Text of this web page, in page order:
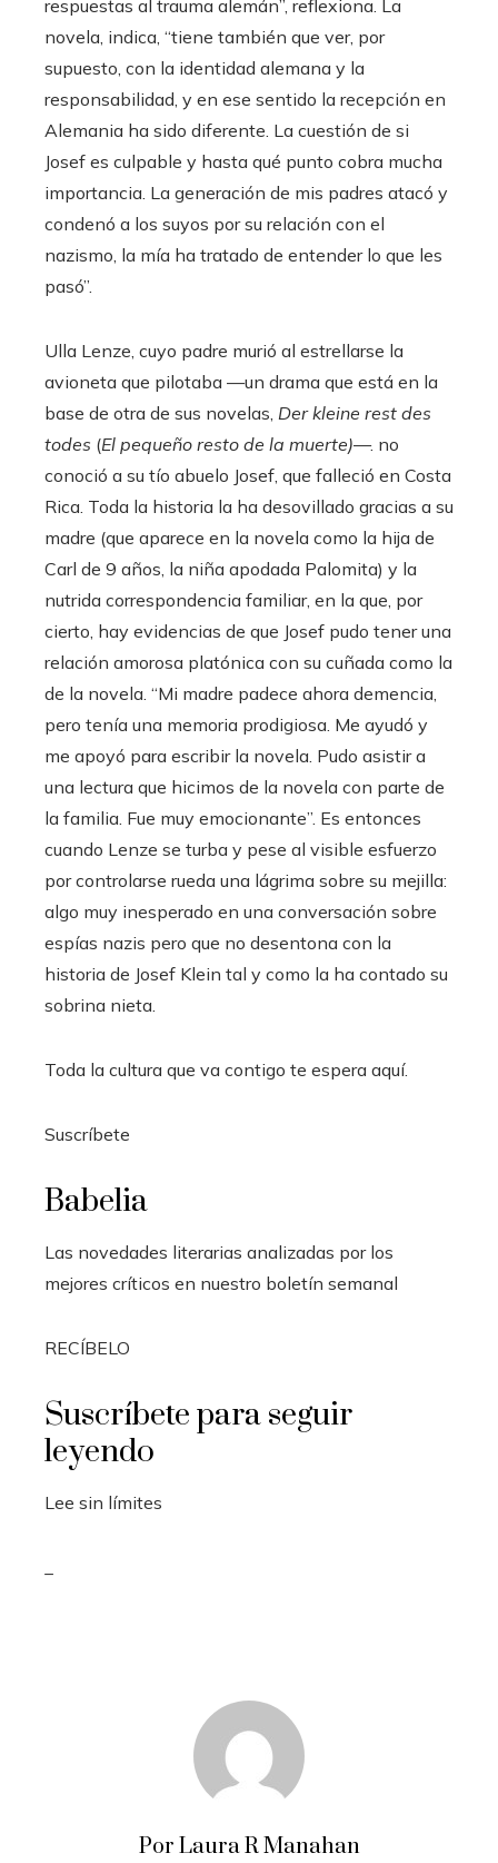
respuestas al trauma alemán”, reflexiona. La
novela, indica, “tiene también que ver, por
supuesto, con la identidad alemana y la
responsabilidad, y en ese sentido la recepción en
Alemania ha sido diferente. La cuestión de si
Josef es culpable y hasta qué punto cobra mucha
importancia. La generación de mis padres atacó y
condenó a los suyos por su relación con el
nazismo, la mía ha tratado de entender lo que les
pasó”.
Ulla Lenze, cuyo padre murió al estrellarse la
avioneta que pilotaba —un drama que está en la
base de otra de sus novelas, Der kleine rest des
todes (El pequeño resto de la muerte)—. no
conoció a su tío abuelo Josef, que falleció en Costa
Rica. Toda la historia la ha desovillado gracias a su
madre (que aparece en la novela como la hija de
Carl de 9 años, la niña apodada Palomita) y la
nutrida correspondencia familiar, en la que, por
cierto, hay evidencias de que Josef pudo tener una
relación amorosa platónica con su cuñada como la
de la novela. “Mi madre padece ahora demencia,
pero tenía una memoria prodigiosa. Me ayudó y
me apoyó para escribir la novela. Pudo asistir a
una lectura que hicimos de la novela con parte de
la familia. Fue muy emocionante”. Es entonces
cuando Lenze se turba y pese al visible esfuerzo
por controlarse rueda una lágrima sobre su mejilla:
algo muy inesperado en una conversación sobre
espías nazis pero que no desentona con la
historia de Josef Klein tal y como la ha contado su
sobrina nieta.
Toda la cultura que va contigo te espera aquí.
Suscríbete
Babelia
Las novedades literarias analizadas por los
mejores críticos en nuestro boletín semanal
RECÍBELO
Suscríbete para seguir
leyendo
Lee sin límites
Por Laura R Manahan